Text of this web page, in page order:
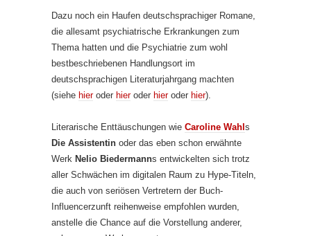
Dazu noch ein Haufen deutschsprachiger Romane,
die allesamt psychiatrische Erkrankungen zum
Thema hatten und die Psychiatrie zum wohl
bestbeschriebenen Handlungsort im
deutschsprachigen Literaturjahrgang machten
(siehe hieroder hieroder hieroder hier).
Literarische Enttäuschungen wie Caroline Wahl s
Die Assistentin oder das eben schon erwähnte
Werk Nelio Biedermanns entwickelten sich trotz
aller Schwächen im digitalen Raum zu Hype-Titeln,
die auch von seriösen Vertretern der Buch-
Influencerzunft reihenweise empfohlen wurden,
anstelle die Chance auf die Vorstellung anderer,